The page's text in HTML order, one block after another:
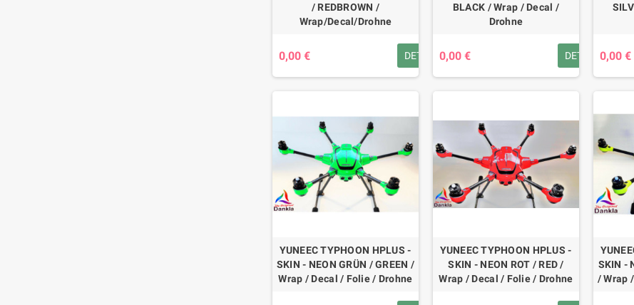
/ REDBROWN /
Wrap/Decal/Drohne
0,00 € DETAILS
BLACK / Wrap / Decal /
Drohne
0,00 € DETAILS0,00 €
YUNEEC TYPHOON HPLUS -
SKIN - NEON GRÜN / GREEN /
Wrap / Decal / Folie / Drohne
YUNEEC TYPHOON HPLUS -
SKIN - NEON ROT / RED /
Wrap / Decal / Folie / Drohne
SKIN -
/ Wrap